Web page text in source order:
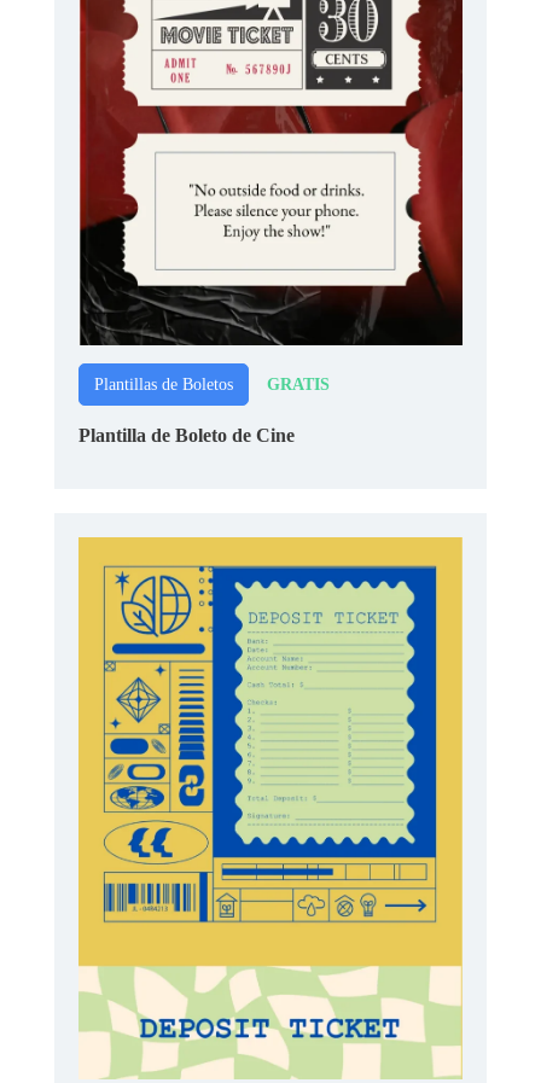
Plantillas de Boletos GRATIS
Plantilla de Boleto de Cine